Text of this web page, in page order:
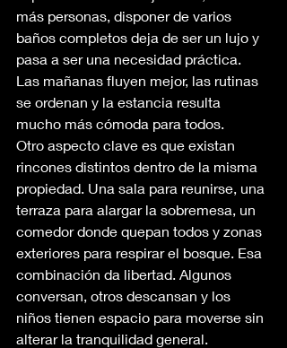
más personas, disponer de varios
baños completos deja de ser un lujo y
pasa a ser una necesidad práctica.
Las mañanas fluyen mejor, las rutinas
se ordenan y la estancia resulta
mucho más cómoda para todos.
Otro aspecto clave es que existan
rincones distintos dentro de la misma
propiedad. Una sala para reunirse, una
terraza para alargar la sobremesa, un
comedor donde quepan todos y zonas
exteriores para respirar el bosque. Esa
combinación da libertad. Algunos
conversan, otros descansan y los
niños tienen espacio para moverse sin
alterar la tranquilidad general.